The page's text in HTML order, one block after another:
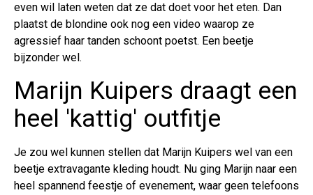
even wil laten weten dat ze dat doet voor het eten. Dan
plaatst de blondine ook nog een video waarop ze
agressief haar tanden schoont poetst. Een beetje
bijzonder wel.
Marijn Kuipers draagt een
heel 'kattig' outfitje
Je zou wel kunnen stellen dat Marijn Kuipers wel van een
beetje extravagante kleding houdt. Nu ging Marijn naar een
heel spannend feestje of evenement, waar geen telefoons